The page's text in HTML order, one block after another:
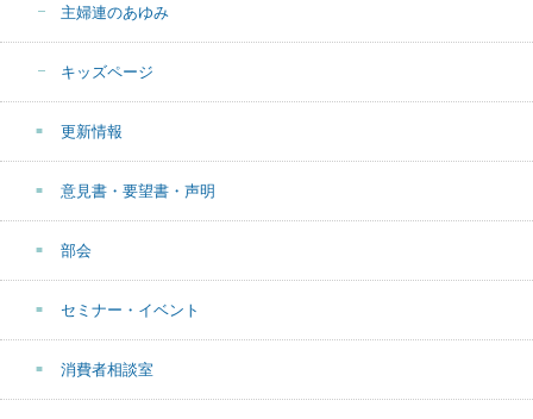
主婦連のあゆみ
キッズページ
更新情報
意見書・要望書・声明
部会
セミナー・イベント
消費者相談室